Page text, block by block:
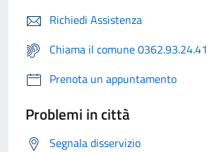
Richiedi Assistenza
Chiama il comune 0362.93.24.41
Prenota un appuntamento
Problemi in città
Segnala disservizio